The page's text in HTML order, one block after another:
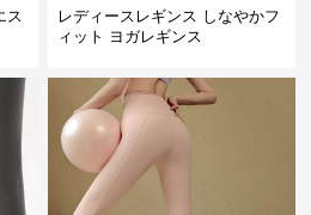
ス
レディースレギンス しなやかフ
ィット ヨガレギンス